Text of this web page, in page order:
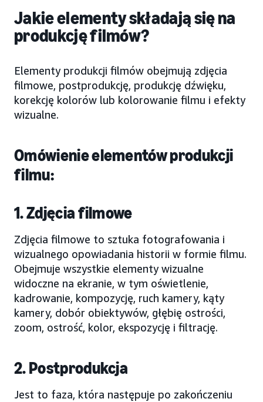
Jakie elementy składają się na
produkcję filmów?
Elementy produkcji filmów obejmują zdjęcia
filmowe, postprodukcję, produkcję dźwięku,
korekcję kolorów lub kolorowanie filmu i efekty
wizualne.
Omówienie elementów produkcji
filmu:
1. Zdjęcia filmowe
Zdjęcia filmowe to sztuka fotografowania i
wizualnego opowiadania historii w formie filmu.
Obejmuje wszystkie elementy wizualne
widoczne na ekranie, w tym oświetlenie,
kadrowanie, kompozycję, ruch kamery, kąty
kamery, dobór obiektywów, głębię ostrości,
zoom, ostrość, kolor, ekspozycję i filtrację.
2. Postprodukcja
Jest to faza, która następuje po zakończeniu